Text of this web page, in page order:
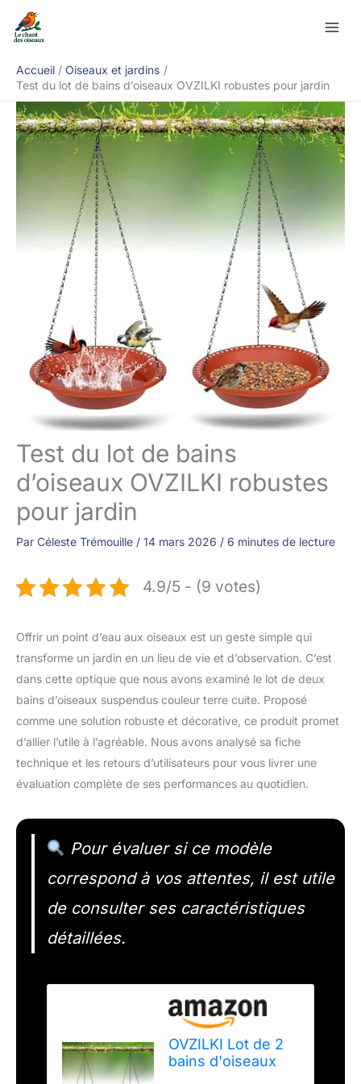
Accueil
Oiseaux et jardins
Test du lot de bains d’oiseaux OVZILKI robustes pour jardin
Test du lot de bains
d’oiseaux OVZILKI robustes
pour jardin
Par Céleste Trémouille / 14 mars 2026 / 6 minutes de lecture
4.9/5 - (9 votes)
Offrir un point d’eau aux oiseaux est un geste simple qui
transforme un jardin en un lieu de vie et d’observation. C’est
dans cette optique que nous avons examiné le lot de deux
bains d’oiseaux suspendus couleur terre cuite. Proposé
comme une solution robuste et décorative, ce produit promet
d’allier l’utile à l’agréable. Nous avons analysé sa fiche
technique et les retours d’utilisateurs pour vous livrer une
évaluation complète de ses performances au quotidien.
Pour évaluer si ce modèle
correspond à vos attentes, il est utile
de consulter ses caractéristiques
détaillées.
OVZILKI Lot de 2
bains d'oiseaux
Rechercher